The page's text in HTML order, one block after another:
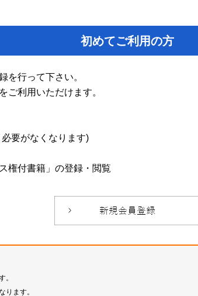
初めてご利用の方
を行って下さい。
ご利用いただけます。
要がなくなります)
権付書籍」の登録・閲覧
。
ります。